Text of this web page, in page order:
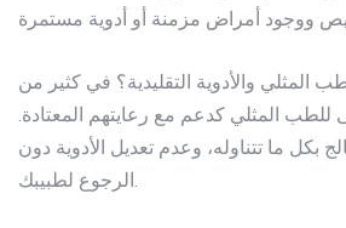
المثلي والأدوية التقليدية؟ في كثير من
للطب المثلي كدعم مع رعايتهم المعتادة.
بكل ما تتناوله، وعدم تعديل الأدوية دون